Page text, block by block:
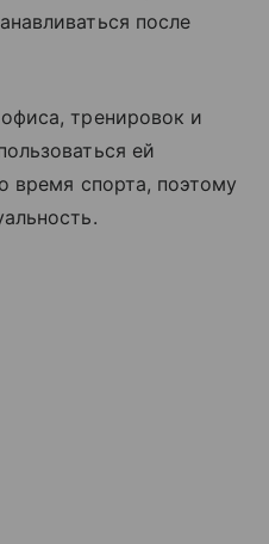
после
тренировок и
ей
время спорта, поэтому